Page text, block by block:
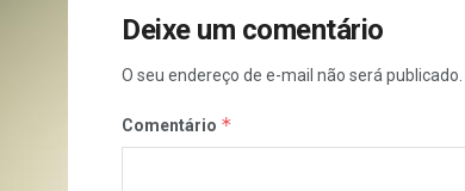
Deixe um comentário
O seu endereço de e-mail não será publicado.
Comentário *